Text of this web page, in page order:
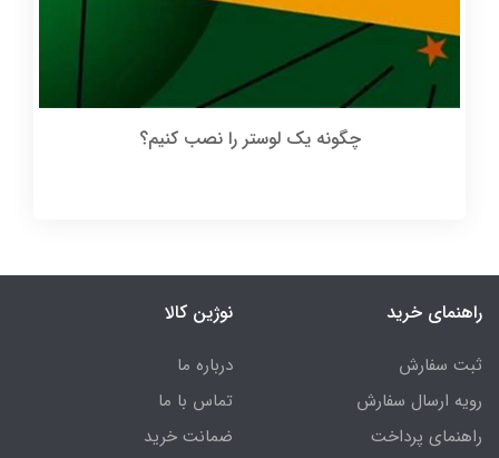
چگونه یک لوستر را نصب کنیم؟
راهنمای خرید
ثبت سفارش
رویه ارسال سفارش
راهنمای پرداخت
نوژین کالا
درباره ما
تماس با ما
ضمانت خرید